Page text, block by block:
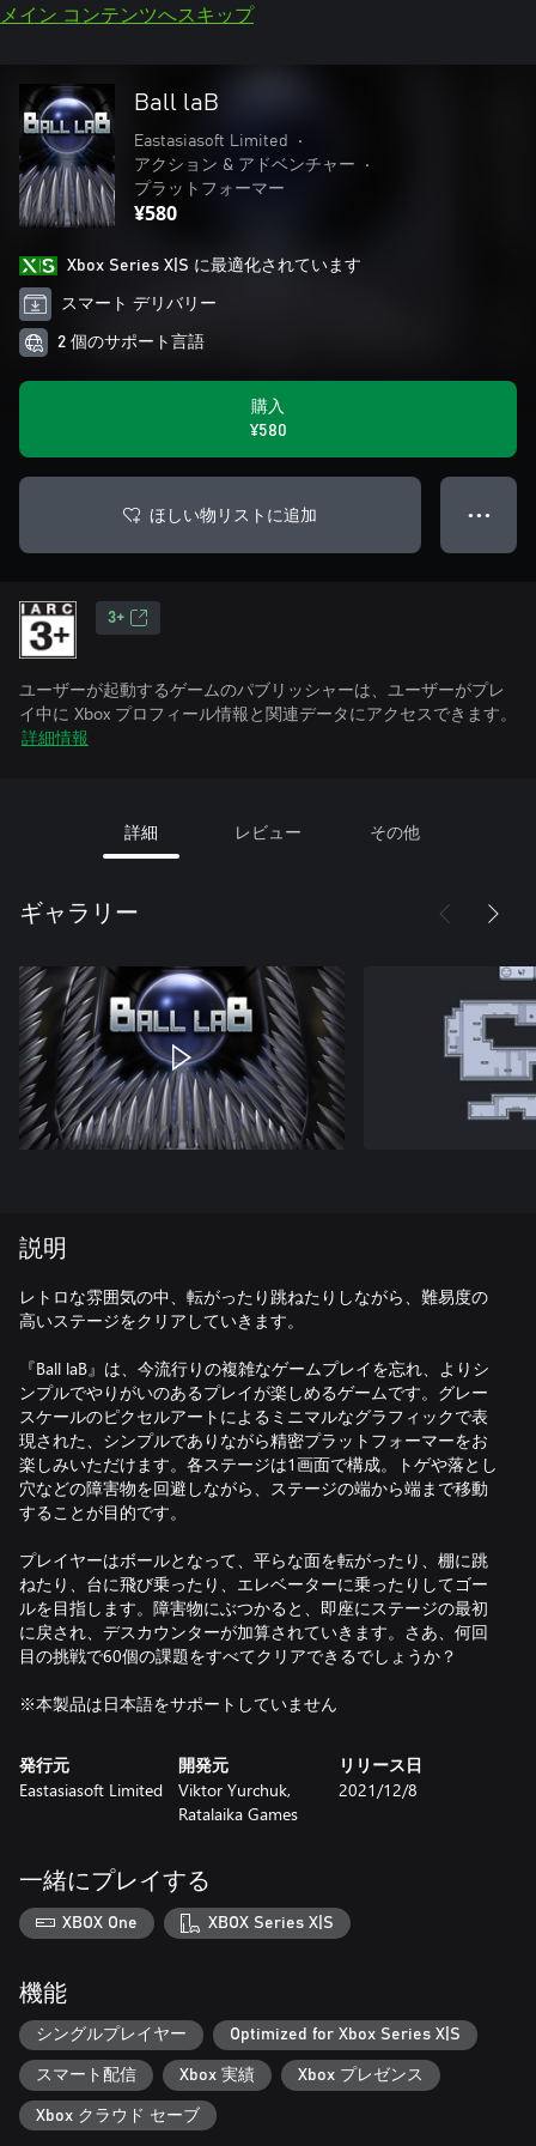
メイン コンテンツへスキップ
Ball laB
Eastasiasoft Limited
•
アクション & アドベンチャー
•
プラットフォーマー
¥580
Xbox Series X|S に最適化されています
スマート デリバリー
2 個のサポート言語
購入
¥580
ほしい物リストに追加 ● ● ●
3+
ユーザーが起動するゲームのパブリッシャーは、ユーザーがプレ
イ中に Xbox プロフィール情報と関連データにアクセスできます。
詳細情報
詳細 レビュー その他
ギャラリー
説明
レトロな雰囲気の中、転がったり跳ねたりしながら、難易度の
高いステージをクリアしていきます。
『Ball laB』は、今流行りの複雑なゲームプレイを忘れ、よりシ
ンプルでやりがいのあるプレイが楽しめるゲームです。グレー
スケールのピクセルアートによるミニマルなグラフィックで表
現された、シンプルでありながら精密プラットフォーマーをお
楽しみいただけます。各ステージは1画面で構成。トゲや落とし
穴などの障害物を回避しながら、ステージの端から端まで移動
することが目的です。
プレイヤーはボールとなって、平らな面を転がったり、棚に跳
ねたり、台に飛び乗ったり、エレベーターに乗ったりしてゴー
ルを目指します。障害物にぶつかると、即座にステージの最初
に戻され、デスカウンターが加算されていきます。さあ、何回
目の挑戦で60個の課題をすべてクリアできるでしょうか？
※本製品は日本語をサポートしていません
発行元
Eastasiasoft Limited
開発元
Viktor Yurchuk,
Ratalaika Games
リリース日
2021/12/8
一緒にプレイする
XBOX One XBOX Series X|S
機能
シングルプレイヤー Optimized for Xbox Series X|S
スマート配信 Xbox 実績 Xbox プレゼンス
Xbox クラウド セーブ